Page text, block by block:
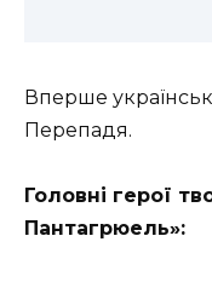
Вперше
Перепадя.
Головні герої
Пантагрюель»: